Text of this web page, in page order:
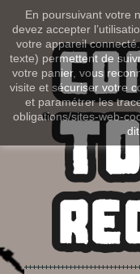
En poursuivant votre
devez accepter
votre appareil
texte) permettent de
votre panier, vous
visite et sécuriser votre
et paramétrer les
obligations/sites-web-